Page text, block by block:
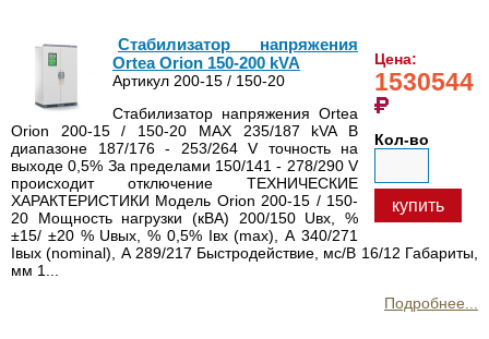
Цена:
1530544
Кол-во
купить
Стабилизатор напряжения
Ortea Orion 150-200 kVA
Артикул 200-15 / 150-20
Стабилизатор напряжения Ortea
Orion 200-15 / 150-20 MAX 235/187 kVA В
диапазоне 187/176 - 253/264 V точность на
выходе 0,5% За пределами 150/141 - 278/290 V
происходит отключение ТЕХНИЧЕСКИЕ
ХАРАКТЕРИСТИКИ Модель Orion 200-15 / 150-
20 Мощность нагрузки (кВА) 200/150 Uвх, %
±15/ ±20 % Uвых, % 0,5% Iвх (max), А 340/271
Iвых (nominal), А 289/217 Быстродействие, мс/В 16/12 Габариты,
мм 1...
Подробнее...